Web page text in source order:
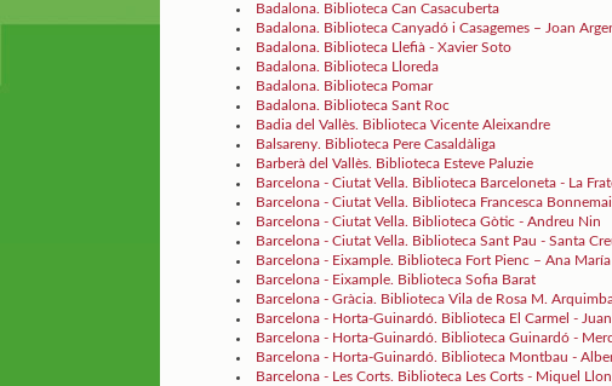
Badalona. Biblioteca Can Casacuberta
Badalona. Biblioteca Canyadó i Casagemes – Joan
Badalona. Biblioteca Llefià - Xavier Soto
Badalona. Biblioteca Lloreda
Badalona. Biblioteca Pomar
Badalona. Biblioteca Sant Roc
Badia del Vallès. Biblioteca Vicente Aleixandre
Balsareny. Biblioteca Pere Casaldàliga
Barberà del Vallès. Biblioteca Esteve Paluzie
Barcelona - Ciutat Vella. Biblioteca Barceloneta - La
Barcelona - Ciutat Vella. Biblioteca Francesca
Barcelona - Ciutat Vella. Biblioteca Gòtic - Andreu Nin
Barcelona - Ciutat Vella. Biblioteca Sant Pau - Santa
Barcelona - Eixample. Biblioteca Fort Pienc – Ana
Barcelona - Eixample. Biblioteca Sofia Barat
Barcelona - Gràcia. Biblioteca Vila de Rosa M.
Barcelona - Horta-Guinardó. Biblioteca El Carmel -
Barcelona - Horta-Guinardó. Biblioteca Guinardó -
Barcelona - Horta-Guinardó. Biblioteca Montbau -
Barcelona - Les Corts. Biblioteca Les Corts - Miquel